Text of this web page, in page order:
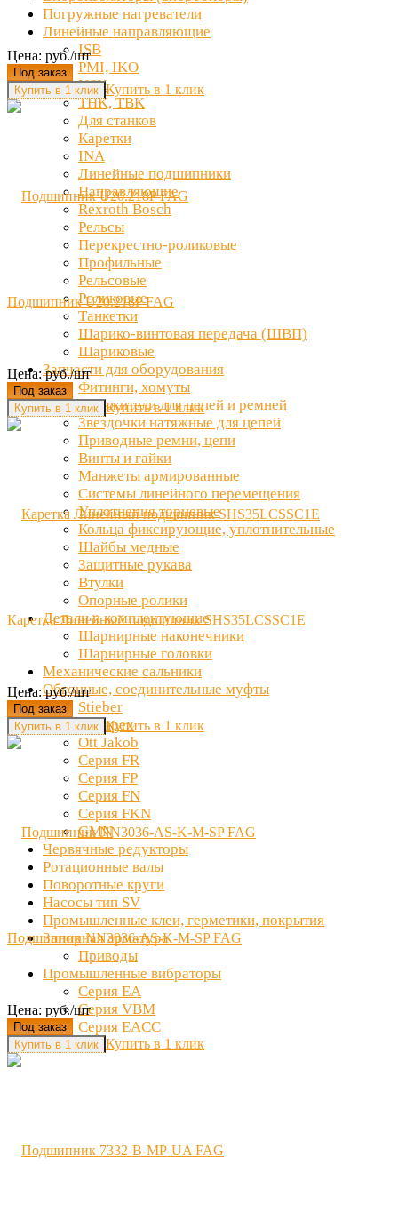
Погружные нагреватели
Линейные направляющие
ISB
PMI, IKO
NSK
THK, TBK
Для станков
Каретки
INA
Линейные подшипники
Направляющие
Rexroth Bosch
Рельсы
Перекрестно-роликовые
Профильные
Рельсовые
Роликовые
Танкетки
Шарико-винтовая передача (ШВП)
Шариковые
Запчасти для оборудования
Фитинги, хомуты
Натяжители для цепей и ремней
Звездочки натяжные для цепей
Приводные ремни, цепи
Винты и гайки
Манжеты армированные
Системы линейного перемещения
Уплотнения торцевые
Кольца фиксирующие, уплотнительные
Шайбы медные
Защитные рукава
Втулки
Опорные ролики
Детали и комплектующие
Шарнирные наконечники
Шарнирные головки
Механические сальники
Обгонные, соединительные муфты
Stieber
Clampex
Ott Jakob
Серия FR
Серия FP
Серия FN
Серия FKN
GMN
Червячные редукторы
Ротационные валы
Поворотные круги
Насосы тип SV
Промышленные клеи, герметики, покрытия
Запорная арматура
Приводы
Промышленные вибраторы
Серия EA
Серия VBM
Серия EACC
Цена: руб./шт
Под заказ
Купить в 1 клик
Подшипник U20.218P FAG
Цена: руб./шт
Под заказ
Купить в 1 клик
Каретка Линейный подшипник SHS35LCSSC1E
Цена: руб./шт
Под заказ
Купить в 1 клик
Подшипник NN3036-AS-K-M-SP FAG
Цена: руб./шт
Под заказ
Купить в 1 клик